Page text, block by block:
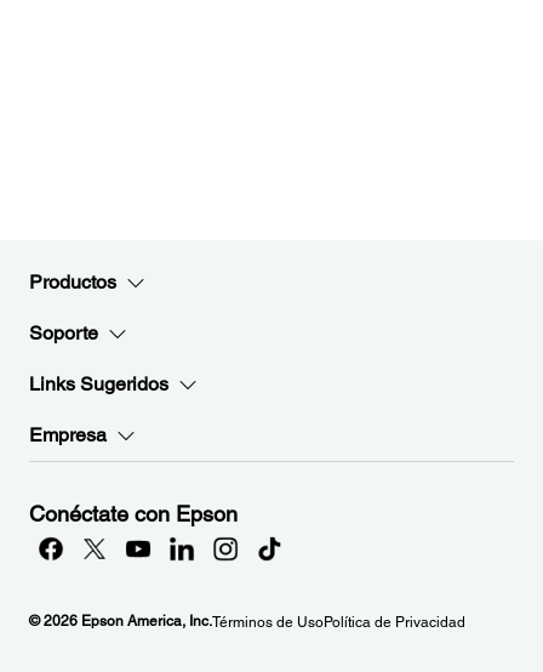
Productos
Soporte
Links Sugeridos
Empresa
Conéctate con Epson
© 2026 Epson America, Inc.Términos de UsoPolítica de Privacidad